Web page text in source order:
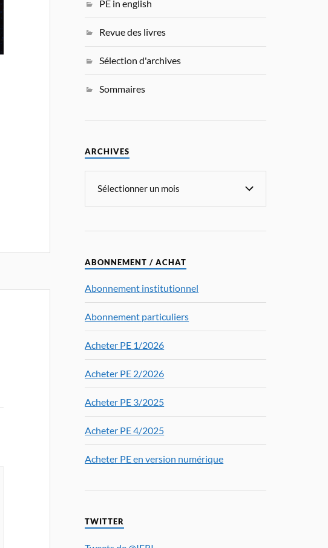
PE in english
Revue des livres
Sélection d'archives
Sommaires
ARCHIVES
ABONNEMENT / ACHAT
Abonnement institutionnel
Abonnement particuliers
Acheter PE 1/2026
Acheter PE 2/2026
Acheter PE 3/2025
Acheter PE 4/2025
Acheter PE en version numérique
TWITTER